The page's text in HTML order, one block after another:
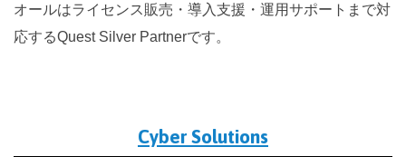
オールはライセンス販売・導入支援・運用サポートまで対
応するQuest Silver Partnerです。
Cyber Solutions